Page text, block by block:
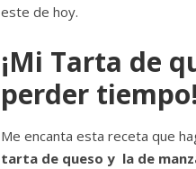
este de hoy.
¡Mi Tarta de
perder tiempo!
Me encanta esta receta que
tarta de queso y la de